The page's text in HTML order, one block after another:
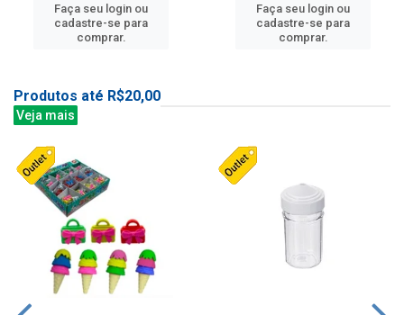
Faça seu login ou
cadastre-se para
comprar.
Faça seu login ou
cadastre-se para
comprar.
Produtos até R$20,00
Veja mais